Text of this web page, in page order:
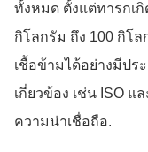
ทั้งหมด ตั้งแต่ทารกเ
กิโลกรัม ถึง 100 กิโ
เชื้อข้ามได้อย่างมีปร
เกี่ยวข้อง เช่น ISO แ
ความน่าเชื่อถือ.